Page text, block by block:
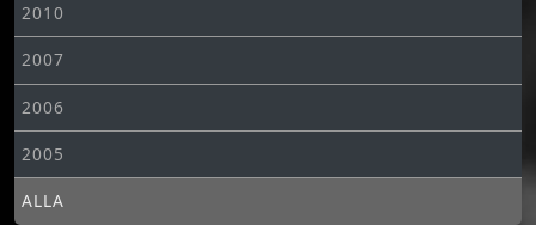
2010
2007
2006
2005
ALLA